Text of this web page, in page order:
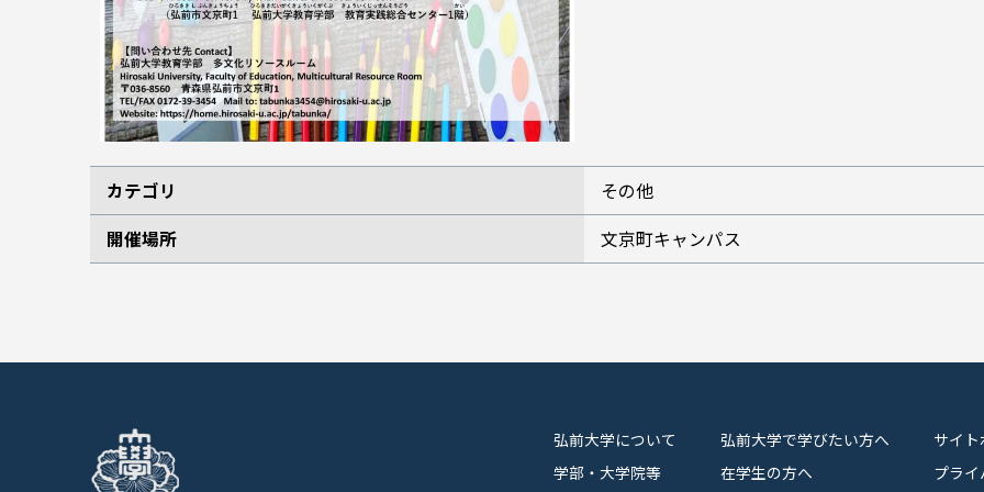
カテゴリ
その他
開催場所
文京町キャンパス
弘前大学について
学部・大学院等
弘前大学で学びたい方へ
在学生の方へ
サイト
プラ